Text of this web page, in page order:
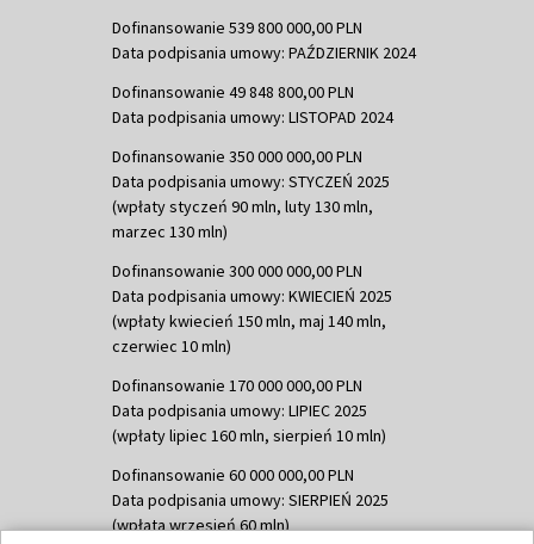
Dofinansowanie 539 800 000,00 PLN
Data podpisania umowy: PAŹDZIERNIK 2024
Dofinansowanie 49 848 800,00 PLN
Data podpisania umowy: LISTOPAD 2024
Dofinansowanie 350 000 000,00 PLN
Data podpisania umowy: STYCZEŃ 2025
(wpłaty styczeń 90 mln, luty 130 mln,
marzec 130 mln)
Dofinansowanie 300 000 000,00 PLN
Data podpisania umowy: KWIECIEŃ 2025
(wpłaty kwiecień 150 mln, maj 140 mln,
czerwiec 10 mln)
Dofinansowanie 170 000 000,00 PLN
Data podpisania umowy: LIPIEC 2025
(wpłaty lipiec 160 mln, sierpień 10 mln)
Dofinansowanie 60 000 000,00 PLN
Data podpisania umowy: SIERPIEŃ 2025
(wpłata wrzesień 60 mln)